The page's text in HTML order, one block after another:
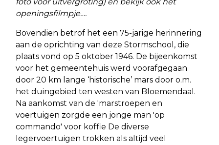
openingsfilmpje….
Bovendien betrof het een 75-jarige herinnering
aan de oprichting van deze Stormschool, die
plaats vond op 5 oktober 1946. De bijeenkomst
voor het gemeentehuis werd voorafgegaan
door 20 km lange ‘historische’ mars door o.m.
het duingebied ten westen van Bloemendaal.
Na aankomst van de 'marstroepen en
voertuigen zorgde een jonge man 'op
commando' voor koffie De diverse
legervoertuigen trokken als altijd veel